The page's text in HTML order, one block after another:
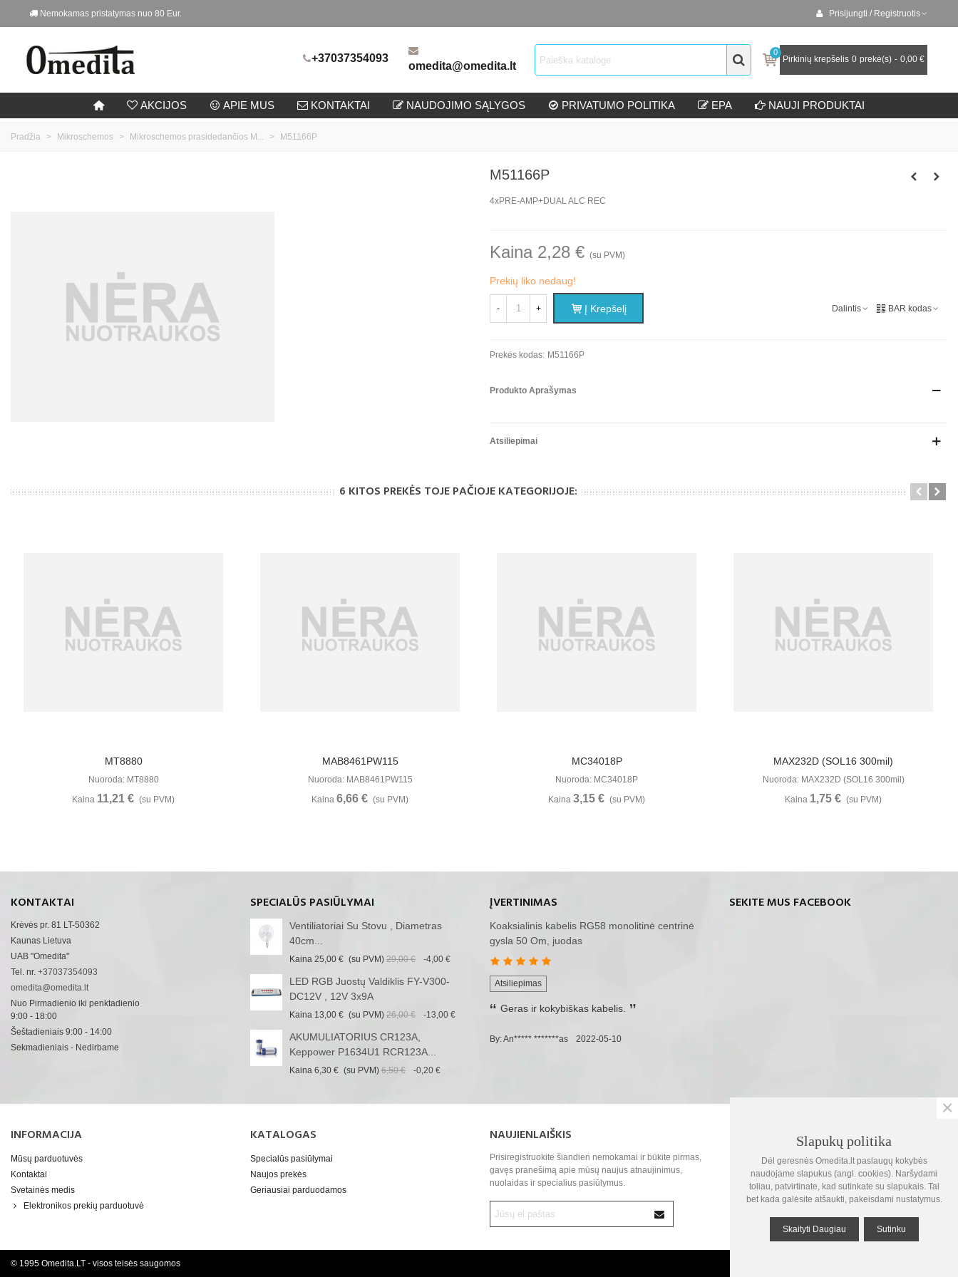
Nemokamas pristatymas nuo 80 Eur. Prisijungti / Registruotis
+37037354093
omedita@omedita.lt
0
Pirkinių krepšelis 0 prekė(s) - 0,00 €
AKCIJOS APIE MUS KONTAKTAI NAUDOJIMO SĄLYGOS PRIVATUMO POLITIKA EPA NAUJI PRODUKTAI
Pradžia > Mikroschemos > Mikroschemos prasidedančios M... > M51166P
M51166P
4xPRE-AMP+DUAL ALC REC
Kaina 2,28 € (su PVM)
Prekių liko nedaug!
- + Į Krepšelį Dalintis BAR kodas
Prekės kodas: M51166P
Produkto Aprašymas
Atsiliepimai
6 KITOS PREKĖS TOJE PAČIOJE KATEGORIJOJE:
Žiūrėti Daugiau
MT8880
Nuoroda: MT8880
Kaina 11,21 € (su PVM)
Žiūrėti Daugiau
MAB8461PW115
Nuoroda: MAB8461PW115
Kaina 6,66 € (su PVM)
Žiūrėti Daugiau
MC34018P
Nuoroda: MC34018P
Kaina 3,15 € (su PVM)
Žiūrėti Daugiau
MAX232D (SOL16 300mil)
Nuoroda: MAX232D (SOL16 300mil)
Kaina 1,75 € (su PVM)
KONTAKTAI
Krėvės pr. 81 LT-50362
Kaunas Lietuva
UAB "Omedita"
Tel. nr. +37037354093
omedita@omedita.lt
Nuo Pirmadienio iki penktadienio
9:00 - 18:00
Šeštadieniais 9:00 - 14:00
Sekmadieniais - Nedirbame
SPECIALŪS PASIŪLYMAI
Ventiliatoriai Su Stovu , Diametras
40cm...
Kaina 25,00 € (su PVM) 29,00 € -4,00 €
LED RGB Juostų Valdiklis FY-V300-
DC12V , 12V 3x9A
Kaina 13,00 € (su PVM) 26,00 € -13,00 €
AKUMULIATORIUS CR123A,
Keppower P1634U1 RCR123A...
Kaina 6,30 € (su PVM) 6,50 € -0,20 €
ĮVERTINIMAS
Koaksialinis kabelis RG58 monolitinė centrinė
gysla 50 Om, juodas
Atsiliepimas
Geras ir kokybiškas kabelis.
By: An***** *******as 2022-05-10
SEKITE MUS FACEBOOK
INFORMACIJA
Mūsų parduotuvės
Kontaktai
Svetainės medis
Elektronikos prekių parduotuvė
KATALOGAS
Specialūs pasiūlymai
Naujos prekės
Geriausiai parduodamos
NAUJIENLAIŠKIS
Prisiregistruokite šiandien nemokamai ir būkite pirmas,
gavęs pranešimą apie mūsų naujus atnaujinimus,
nuolaidas ir specialius pasiūlymus.
© 1995 Omedita.LT - visos teisės saugomos
Krepšelis
Slapukų politika
Dėl geresnės Omedita.lt paslaugų kokybės
naudojame slapukus (angl. cookies). Naršydami
toliau, patvirtinate, kad sutinkate su slapukais. Tai
bet kada galėsite atšaukti, pakeisdami nustatymus.
Skaityti Daugiau Sutinku
×